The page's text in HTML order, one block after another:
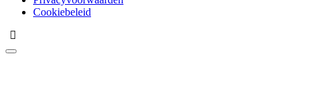
Cookiebeleid